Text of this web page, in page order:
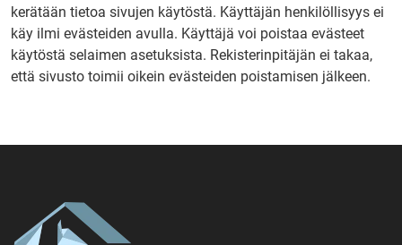
kerätään tietoa sivujen käytöstä. Käyttäjän henkilöllisyys ei
käy ilmi evästeiden avulla. Käyttäjä voi poistaa evästeet
käytöstä selaimen asetuksista. Rekisterinpitäjän ei takaa,
että sivusto toimii oikein evästeiden poistamisen jälkeen.